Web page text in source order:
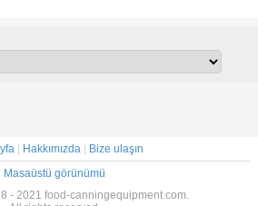
| Hakkımızda | Bize ulaşın
Masaüstü görünümü
- 2021 food-canningequipment.com.